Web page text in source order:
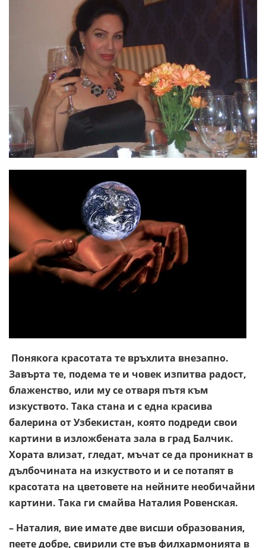
Понякога красотата те връхлита внезапно.
Завърта те, подема те и човек изпитва радост,
блаженство, или му се отваря пътя към
изкуството. Така стана и с една красива
балерина от Узбекистан, която подреди свои
картини в изложбената зала в град Балчик.
Хората влизат, гледат, мъчат се да проникнат в
дълбочината на изкуството и и се потапят в
красотата на цветовете на нейните необичайни
картини. Така ги смайва Наталия Ровенская.
– Наталия, вие имате две висши образования,
пеете добре, свирили сте във филхармонията в